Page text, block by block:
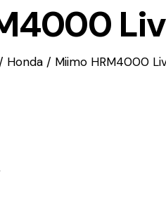
Honda/ Miimo HRM4000